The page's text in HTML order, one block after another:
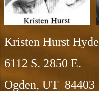
Kristen Hurst Hyde
6112 S. 2850 E.
Ogden, UT 84403